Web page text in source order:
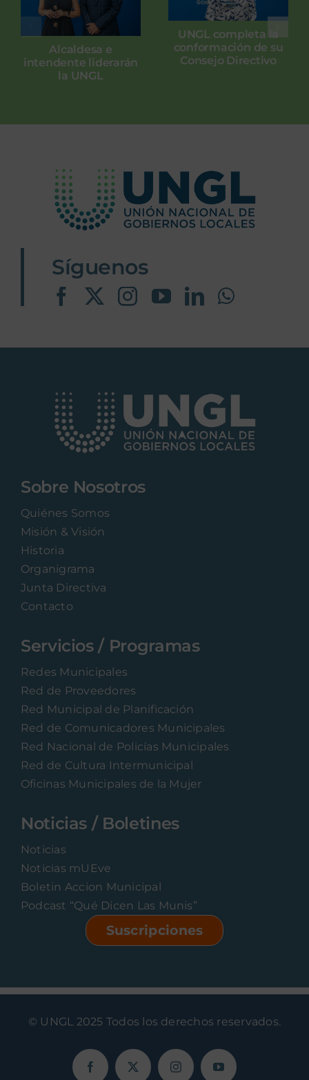
Alcaldesa e
intendente liderarán
la UNGL
UNGL completa la
conformación de su
Consejo Directivo
Síguenos
Sobre Nosotros
Quiénes Somos
Misión & Visión
Historia
Organigrama
Junta Directiva
Contacto
Servicios / Programas
Redes Municipales
Red de Proveedores
Red Municipal de Planificación
Red de Comunicadores Municipales
Red Nacional de Policías Municipales
Red de Cultura Intermunicipal
Oficinas Municipales de la Mujer
Noticias / Boletines
Noticias
Noticias mUEve
Boletin Accion Municipal
Podcast “Qué Dicen Las Munis”
Suscripciones
© UNGL 2025 Todos los derechos reservados.